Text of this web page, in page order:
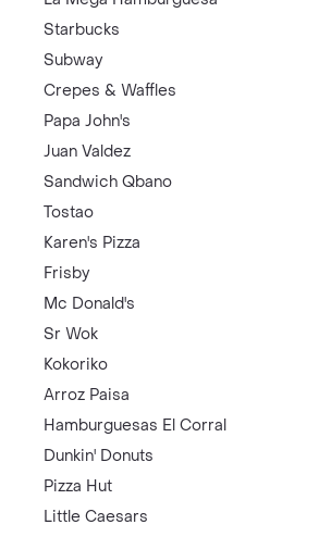
Starbucks
Subway
Crepes & Waffles
Papa John's
Juan Valdez
Sandwich Qbano
Tostao
Karen's Pizza
Frisby
Mc Donald's
Sr Wok
Kokoriko
Arroz Paisa
Hamburguesas El Corral
Dunkin' Donuts
Pizza Hut
Little Caesars